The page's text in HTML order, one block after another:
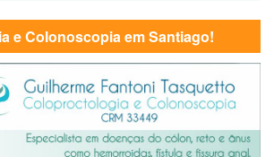
e Colonoscopia em Santiago!